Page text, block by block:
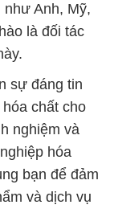
như Anh, Mỹ,
là đối tác
sự đáng tin
chất cho
nghiệm và
hóa
bạn để đảm
và dịch vụ